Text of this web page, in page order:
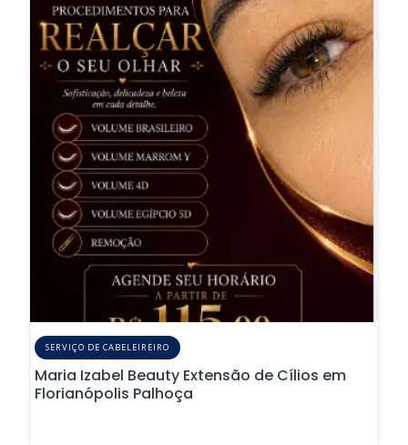
SERVIÇO DE CABELEIREIRO
Maria Izabel Beauty Extensão de Cílios em
Florianópolis Palhoça